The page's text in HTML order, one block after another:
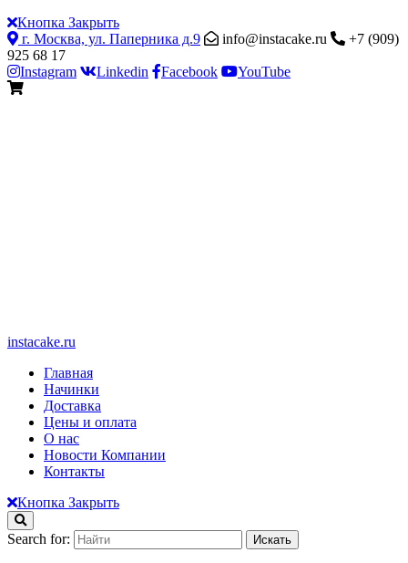
Кнопка Закрыть
г. Москва, ул. Паперника д.9
info@instacake.ru
+7 (909)
925 68 17
Instagram
Linkedin Facebook YouTube
instacake.ru
Главная
Начинки
Доставка
Цены и оплата
О нас
Новости Компании
Контакты
Кнопка Закрыть
Search for: